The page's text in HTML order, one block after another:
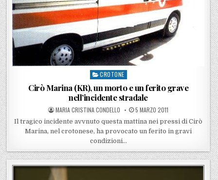
Posted in
CROTONE
Cirò Marina (KR), un morto e un ferito grave
nell’incidente stradale
POSTED BY
MARIA CRISTINA CONDELLO POSTED ON
5 MARZO 2011
Il tragico incidente avvnuto questa mattina nei pressi di Cirò
Marina, nel crotonese, ha provocato un ferito in gravi
condizioni…